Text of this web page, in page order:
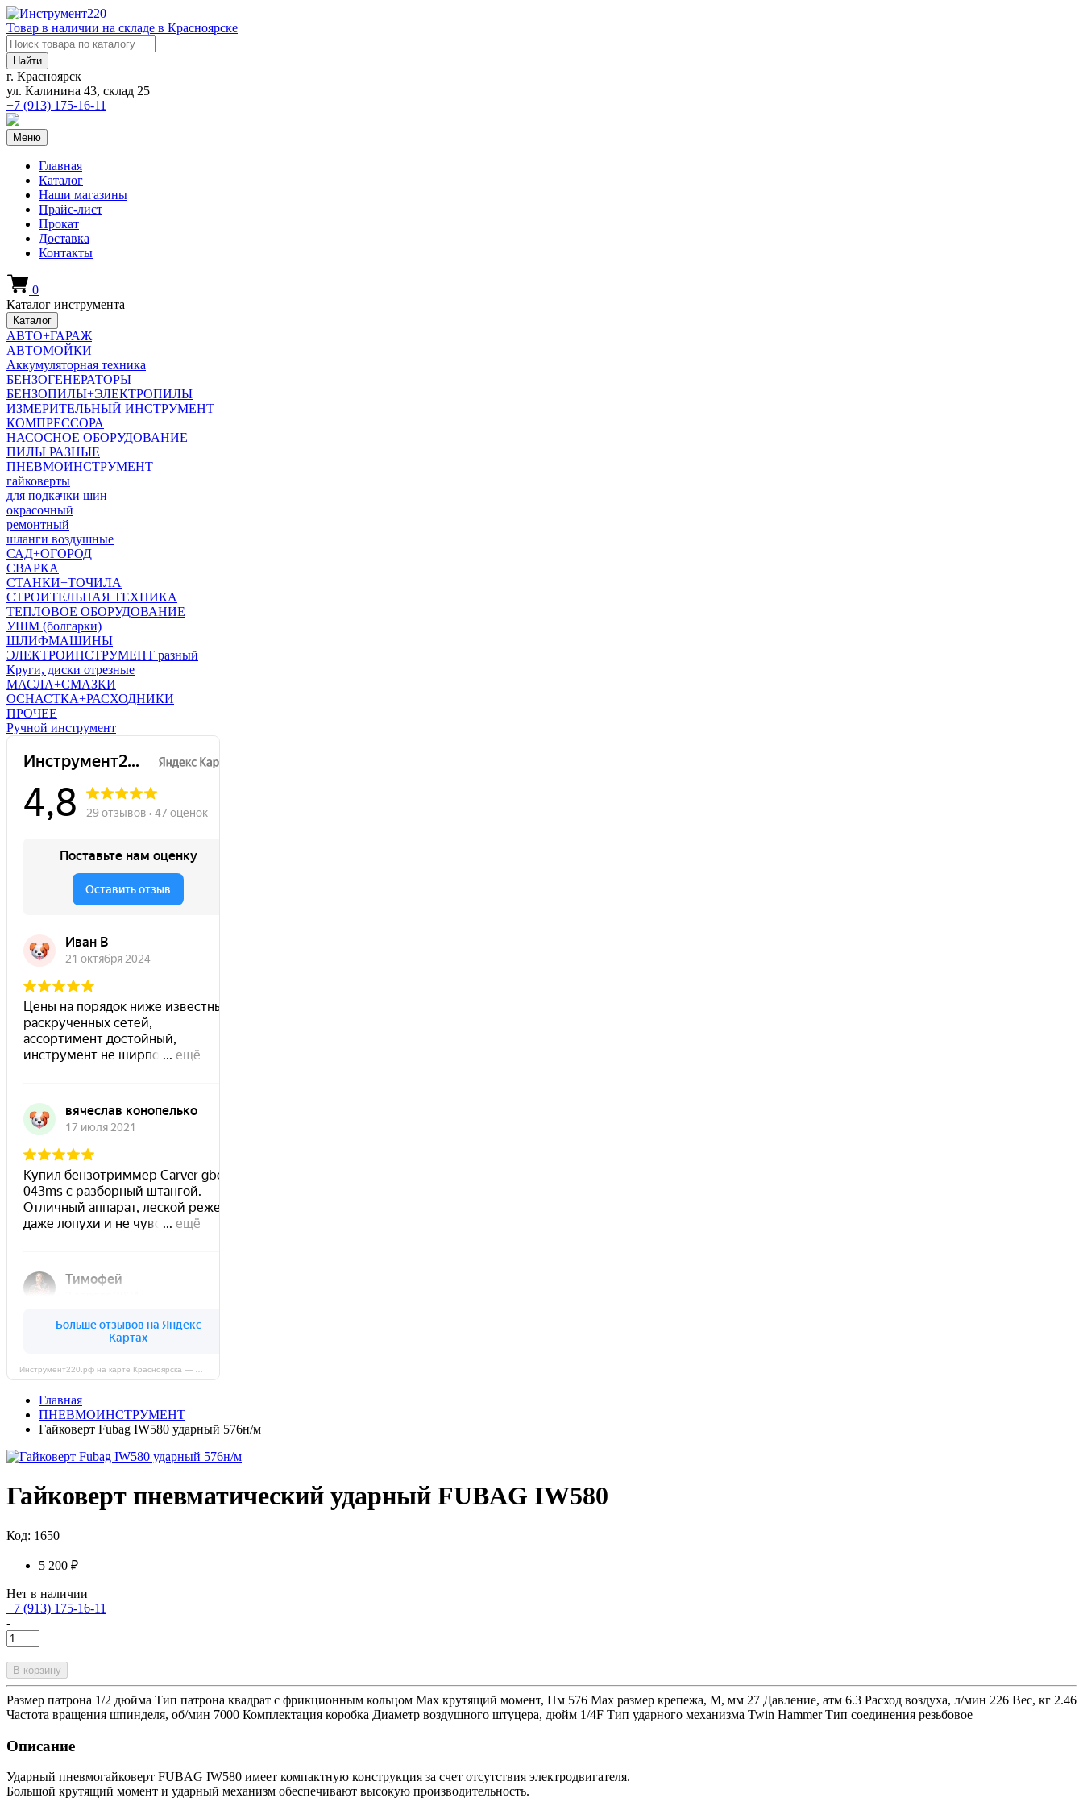
Товар в наличии на складе в Красноярске
Найти
г. Красноярск
ул. Калинина 43, склад 25
+7 (913) 175-16-11
Меню
Главная
Каталог
Наши магазины
Прайс-лист
Прокат
Доставка
Контакты
0
Каталог инструмента
Каталог
АВТО+ГАРАЖ
АВТОМОЙКИ
Аккумуляторная техника
БЕНЗОГЕНЕРАТОРЫ
БЕНЗОПИЛЫ+ЭЛЕКТРОПИЛЫ
ИЗМЕРИТЕЛЬНЫЙ ИНСТРУМЕНТ
КОМПРЕССОРА
НАСОСНОЕ ОБОРУДОВАНИЕ
ПИЛЫ РАЗНЫЕ
ПНЕВМОИНСТРУМЕНТ
гайковерты
для подкачки шин
окрасочный
ремонтный
шланги воздушные
САД+ОГОРОД
СВАРКА
СТАНКИ+ТОЧИЛА
СТРОИТЕЛЬНАЯ ТЕХНИКА
ТЕПЛОВОЕ ОБОРУДОВАНИЕ
УШМ (болгарки)
ШЛИФМАШИНЫ
ЭЛЕКТРОИНСТРУМЕНТ разный
Круги, диски отрезные
МАСЛА+СМАЗКИ
ОСНАСТКА+РАСХОДНИКИ
ПРОЧЕЕ
Ручной инструмент
Главная
ПНЕВМОИНСТРУМЕНТ
Гайковерт Fubag IW580 ударный 576н/м
Гайковерт пневматический ударный FUBAG IW580
Код: 1650
5 200 ₽
Нет в наличии
+7 (913) 175-16-11
-
+
В корзину
Размер патрона 1/2 дюйма Тип патрона квадрат с фрикционным кольцом Max крутящий момент, Нм 576 Max размер крепежа, М, мм 27 Давление, атм 6.3 Расход воздуха, л/мин 226 Вес, кг 2.46
Частота вращения шпинделя, об/мин 7000 Комплектация коробка Диаметр воздушного штуцера, дюйм 1/4F Тип ударного механизма Twin Hammer Тип соединения резьбовое
Описание
Ударный пневмогайковерт FUBAG IW580 имеет компактную конструкция за счет отсутствия электродвигателя.
Большой крутящий момент и ударный механизм обеспечивают высокую производительность.